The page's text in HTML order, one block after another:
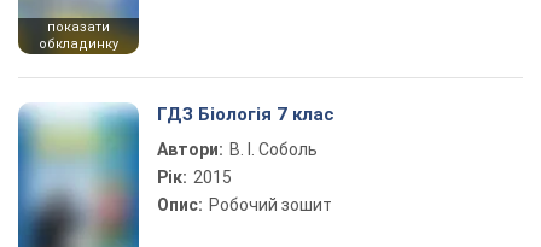
показати
обкладинку
ГДЗ Біологія 7 клас
Автори: В. І. Соболь
Рік: 2015
Опис: Робочий зошит